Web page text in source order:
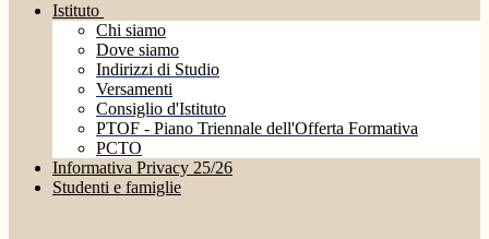
Istituto
Chi siamo
Dove siamo
Indirizzi di Studio
Versamenti
Consiglio d'Istituto
PTOF - Piano Triennale dell'Offerta Formativa
PCTO
Informativa Privacy 25/26
Studenti e famiglie